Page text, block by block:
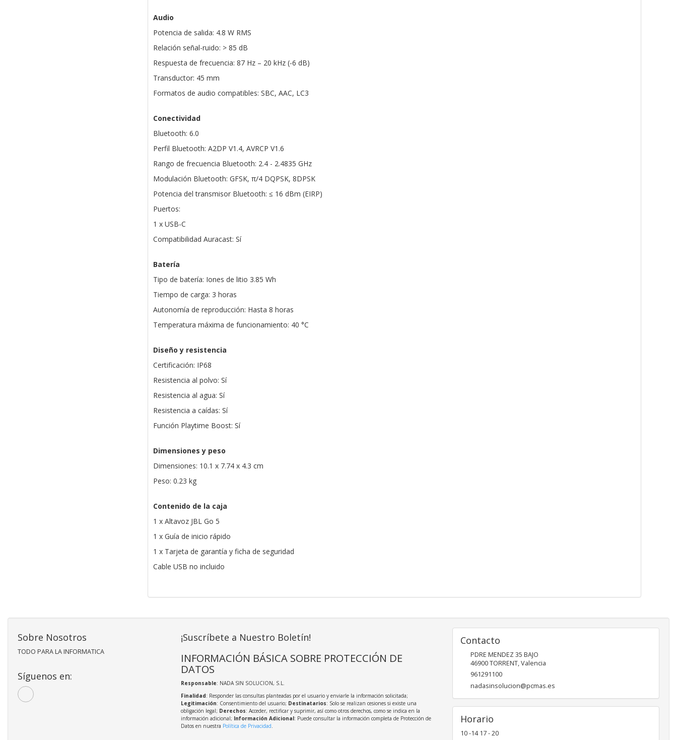
Audio
Potencia de salida: 4.8 W RMS
Relación señal-ruido: > 85 dB
Respuesta de frecuencia: 87 Hz – 20 kHz (-6 dB)
Transductor: 45 mm
Formatos de audio compatibles: SBC, AAC, LC3
Conectividad
Bluetooth: 6.0
Perfil Bluetooth: A2DP V1.4, AVRCP V1.6
Rango de frecuencia Bluetooth: 2.4 - 2.4835 GHz
Modulación Bluetooth: GFSK, π/4 DQPSK, 8DPSK
Potencia del transmisor Bluetooth: ≤ 16 dBm (EIRP)
Puertos:
1 x USB-C
Compatibilidad Auracast: Sí
Batería
Tipo de batería: Iones de litio 3.85 Wh
Tiempo de carga: 3 horas
Autonomía de reproducción: Hasta 8 horas
Temperatura máxima de funcionamiento: 40 °C
Diseño y resistencia
Certificación: IP68
Resistencia al polvo: Sí
Resistencia al agua: Sí
Resistencia a caídas: Sí
Función Playtime Boost: Sí
Dimensiones y peso
Dimensiones: 10.1 x 7.74 x 4.3 cm
Peso: 0.23 kg
Contenido de la caja
1 x Altavoz JBL Go 5
1 x Guía de inicio rápido
1 x Tarjeta de garantía y ficha de seguridad
Cable USB no incluido
Sobre Nosotros
TODO PARA LA INFORMATICA
Síguenos en:
¡Suscríbete a Nuestro Boletín!
INFORMACIÓN BÁSICA SOBRE PROTECCIÓN DE
DATOS
Responsable: NADA SIN SOLUCION, S.L.
Finalidad: Responder las consultas planteadas por el usuario y enviarle la información solicitada;
Legitimación: Consentimiento del usuario; Destinatarios: Solo se realizan cesiones si existe una
obligación legal; Derechos: Acceder, rectificar y suprimir, así como otros derechos, como se indica en la
información adicional; Información Adicional: Puede consultar la información completa de Protección de
Datos en nuestra Política de Privacidad.
Contacto
PDRE MENDEZ 35 BAJO
46900TORRENT,Valencia
961291100
nadasinsolucion@pcmas.es
Horario
10 -14 17 - 20